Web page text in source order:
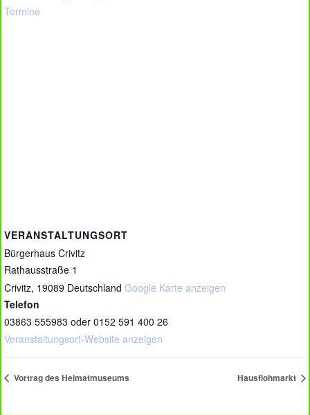
Termine
VERANSTALTUNGSORT
Bürgerhaus Crivitz
Rathausstraße 1
Crivitz, 19089 Deutschland Google Karte anzeigen
Telefon
03863 555983 oder 0152 591 400 26
Veranstaltungsort-Website anzeigen
Vortrag des Heimatmuseums Hausflohmarkt